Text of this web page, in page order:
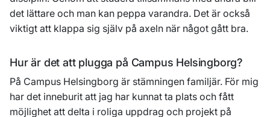
det lättare och man kan peppa varandra. Det är också
viktigt att klappa sig själv på axeln när något gått bra.
Hur är det att plugga på Campus Helsingborg?
På Campus Helsingborg är stämningen familjär. För mig
har det inneburit att jag har kunnat ta plats och fått
möjlighet att delta i roliga uppdrag och projekt på